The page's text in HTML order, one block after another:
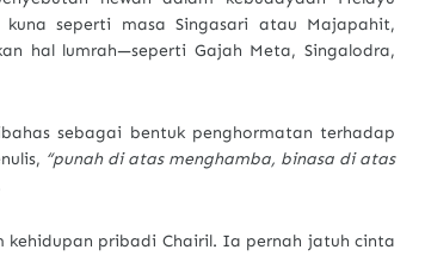
seperti masa Singasari atau Majapahit,
hal lumrah—seperti Gajah Meta, Singalodra,
sebagai bentuk penghormatan terhadap
“punah di atas menghamba, binasa di atas
kehidupan pribadi Chairil. Ia pernah jatuh cinta